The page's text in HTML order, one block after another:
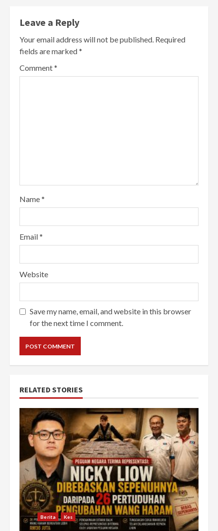
Leave a Reply
Your email address will not be published. Required
fields are marked*
Comment*
Name*
Email*
Website
Save my name, email, and website in this browser
for the next time I comment.
RELATED STORIES
Berita Kes